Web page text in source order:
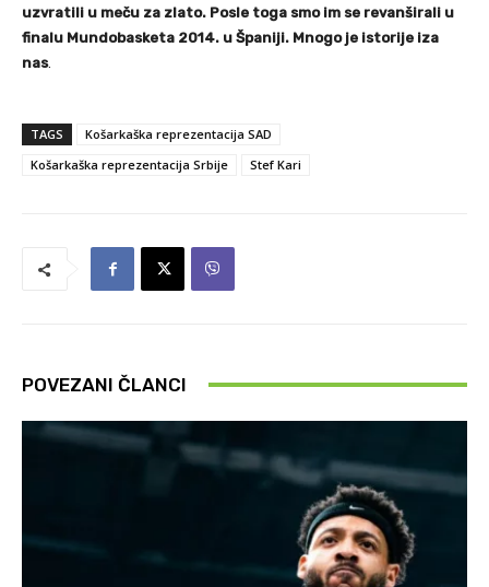
uzvratili u meču za zlato. Posle toga smo im se revanširali u
finalu Mundobasketa 2014. u Španiji. Mnogo je istorije iza
nas.
TAGS
Košarkaška reprezentacija SAD
Košarkaška reprezentacija Srbije
Stef Kari
POVEZANI ČLANCI